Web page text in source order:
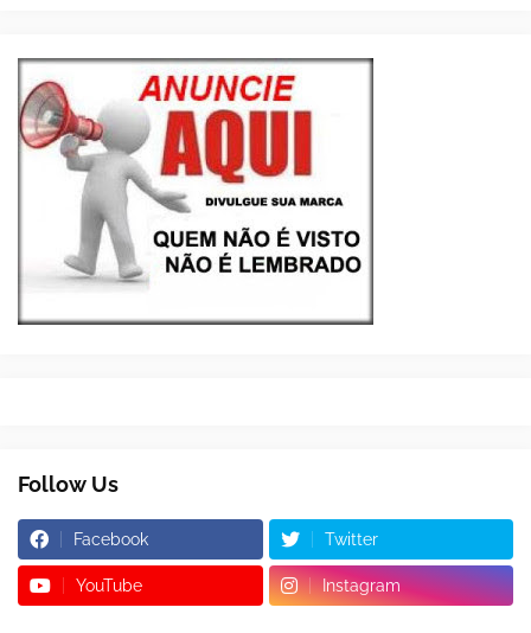
Follow Us
Facebook Twitter
YouTube Instagram